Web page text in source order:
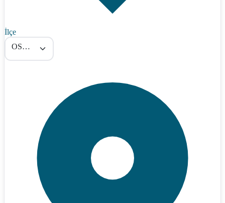
İlçe
OSMANELİ